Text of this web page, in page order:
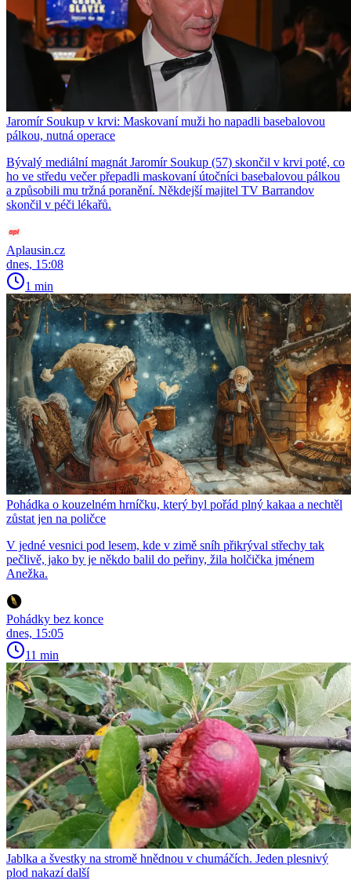
Jaromír Soukup v krvi: Maskovaní muži ho napadli basebalovou
pálkou, nutná operace
Bývalý mediální magnát Jaromír Soukup (57) skončil v krvi poté, co
ho ve středu večer přepadli maskovaní útočníci basebalovou pálkou
a způsobili mu tržná poranění. Někdejší majitel TV Barrandov
skončil v péči lékařů.
Aplausin.cz
dnes, 15:08
1 min
Pohádka o kouzelném hrníčku, který byl pořád plný kakaa a nechtěl
zůstat jen na poličce
V jedné vesnici pod lesem, kde v zimě sníh přikrýval střechy tak
pečlivě, jako by je někdo balil do peřiny, žila holčička jménem
Anežka.
Pohádky bez konce
dnes, 15:05
11 min
Jablka a švestky na stromě hnědnou v chumáčích. Jeden plesnivý
plod nakazí další